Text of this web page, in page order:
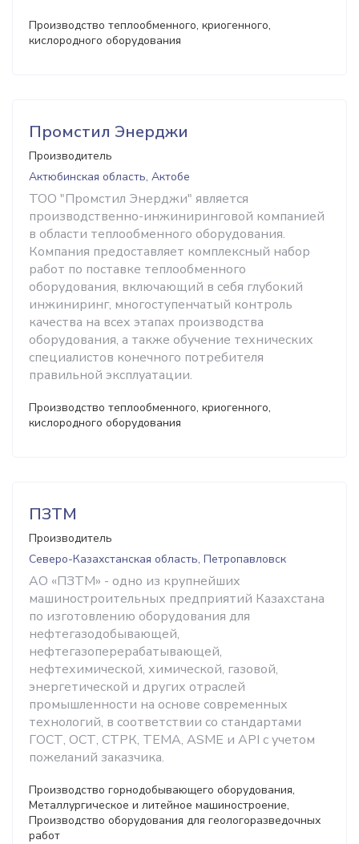
Производство теплообменного, криогенного,
кислородного оборудования
Промстил Энерджи
Производитель
Актюбинская область, Актобе
ТОО "Промстил Энерджи" является
производственно-инжиниринговой компанией
в области теплообменного оборудования.
Компания предоставляет комплексный набор
работ по поставке теплообменного
оборудования, включающий в себя глубокий
инжиниринг, многоступенчатый контроль
качества на всех этапах производства
оборудования, а также обучение технических
специалистов конечного потребителя
правильной эксплуатации.
Производство теплообменного, криогенного,
кислородного оборудования
ПЗТМ
Производитель
Северо-Казахстанская область, Петропавловск
АО «ПЗТМ» - одно из крупнейших
машиностроительных предприятий Казахстана
по изготовлению оборудования для
нефтегазодобывающей,
нефтегазоперерабатывающей,
нефтехимической, химической, газовой,
энергетической и других отраслей
промышленности на основе современных
технологий, в соответствии со стандартами
ГОСТ, ОСТ, СТРК, ТЕМА, ASME и API с учетом
пожеланий заказчика.
Производство горнодобывающего оборудования,
Металлургическое и литейное машиностроение,
Производство оборудования для геологоразведочных
работ